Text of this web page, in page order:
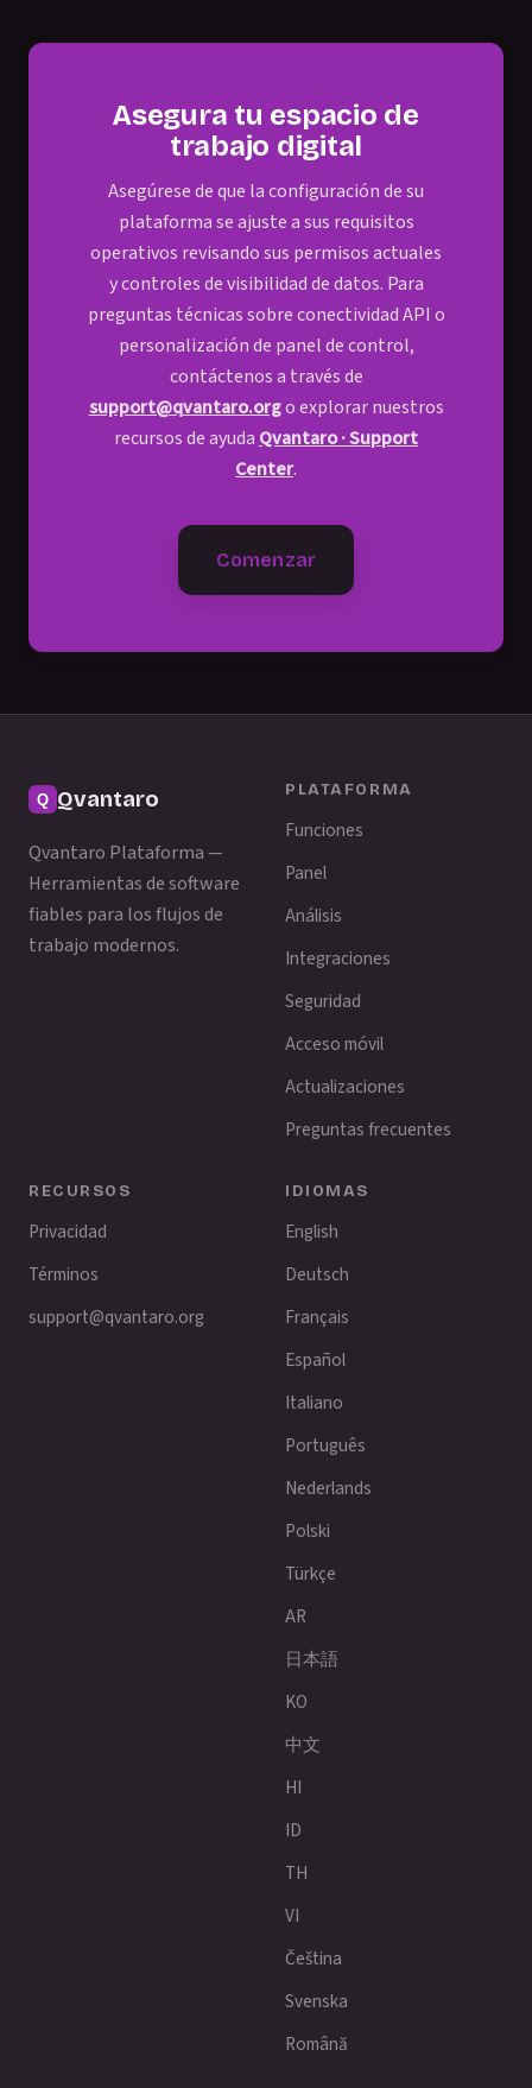
Asegura tu espacio de
trabajo digital
Asegúrese de que la configuración de su
plataforma se ajuste a sus requisitos
operativos revisando sus permisos actuales
y controles de visibilidad de datos. Para
preguntas técnicas sobre conectividad API o
personalización de panel de control,
contáctenos a través de
support@qvantaro.orgo explorar nuestros
recursos de ayuda Qvantaro · Support
Center.
Comenzar
Qvantaro
Qvantaro Plataforma —
Herramientas de software
fiables para los flujos de
trabajo modernos.
PLATAFORMA
Funciones
Panel
Análisis
Integraciones
Seguridad
Acceso móvil
Actualizaciones
Preguntas frecuentes
RECURSOS
Privacidad
Términos
support@qvantaro.org
IDIOMAS
English
Deutsch
Français
Español
Italiano
Português
Nederlands
Polski
Türkçe
AR
日本語
KO
中文
HI
ID
TH
VI
Čeština
Svenska
Română